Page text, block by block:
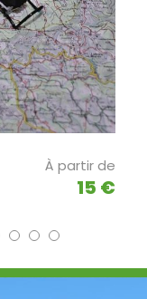
À partir de
15 €